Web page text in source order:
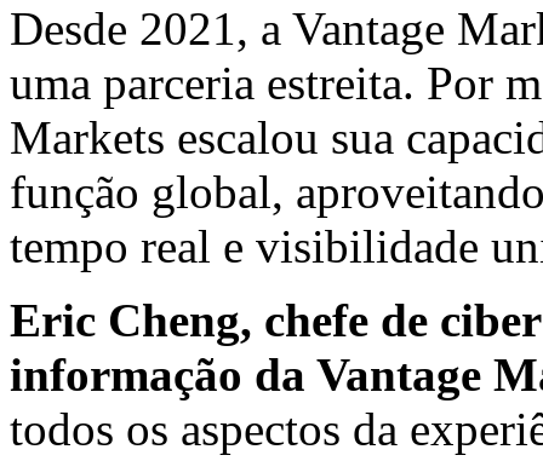
Desde 2021, a Vantage
uma parceria estreita. Por
Markets escalou sua
função global,
tempo real e visibilidade
Eric Cheng, chefe de
informação da Vantage
todos os aspectos da